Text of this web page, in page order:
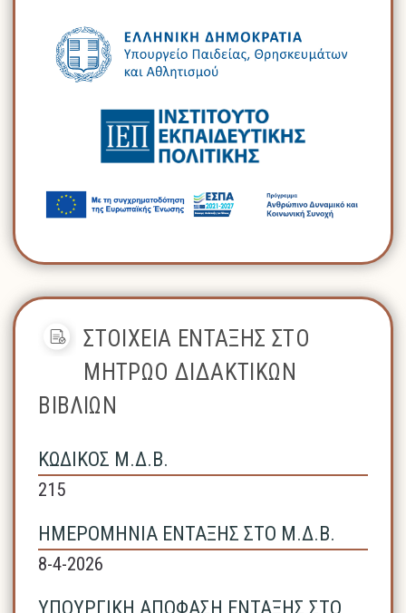
ΣΤΟΙΧΕΙΑ ΕΝΤΑΞΗΣ ΣΤΟ
ΜΗΤΡΩΟ ΔΙΔΑΚΤΙΚΩΝ
ΒΙΒΛΙΩΝ
ΚΩΔΙΚΟΣ Μ.Δ.Β.
215
ΗΜΕΡΟΜΗΝΙΑ ΕΝΤΑΞΗΣ ΣΤΟ Μ.Δ.Β.
8-4-2026
ΥΠΟΥΡΓΙΚΗ ΑΠΟΦΑΣΗ ΕΝΤΑΞΗΣ ΣΤΟ